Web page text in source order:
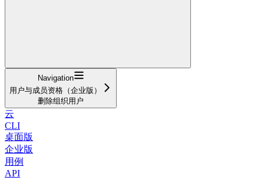
Navigation
用户与成员资格（企业版）
删除组织用户
云
CLI
桌面版
企业版
用例
API